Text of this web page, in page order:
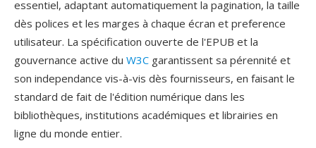
essentiel, adaptant automatiquement la pagination, la taille
dès polices et les marges à chaque écran et preference
utilisateur. La spécification ouverte de l'EPUB et la
gouvernance active du W3C garantissent sa pérennité et
son independance vis-à-vis dès fournisseurs, en faisant le
standard de fait de l'édition numérique dans les
bibliothèques, institutions académiques et librairies en
ligne du monde entier.